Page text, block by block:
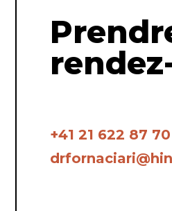
+41 21 622 87 70